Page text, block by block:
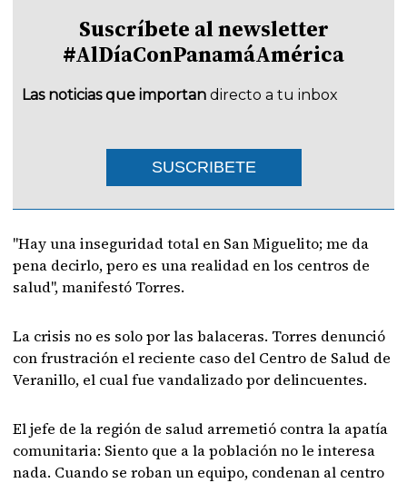
Suscríbete al newsletter
#AlDíaConPanamáAmérica
Las noticias que importan directo a tu inbox
SUSCRIBETE
"Hay una inseguridad total en San Miguelito; me da
pena decirlo, pero es una realidad en los centros de
salud", manifestó Torres.
La crisis no es solo por las balaceras. Torres denunció
con frustración el reciente caso del Centro de Salud de
Veranillo, el cual fue vandalizado por delincuentes.
El jefe de la región de salud arremetió contra la apatía
comunitaria: Siento que a la población no le interesa
nada. Cuando se roban un equipo, condenan al centro